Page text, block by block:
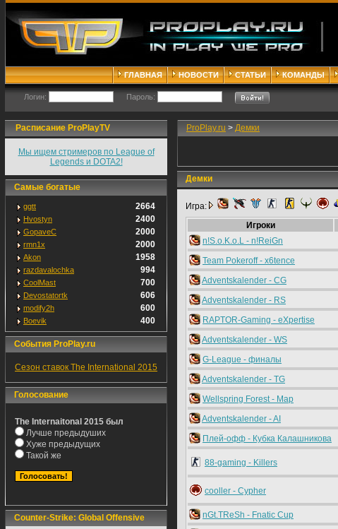
ГЛАВНАЯ НОВОСТИ СТАТЬИ КОМАНДЫ
Логин: Пароль:
Расписание ProPlayTV
Мы ищем стримеров по League of
Legends и DOTA2!
Самые богатые
ggtt 2664
Hvostyn 2400
GopaveC 2000
rmn1x 2000
Akon 1958
razdavalochka 994
CoolMast 700
Devostatortk 606
modify2h 600
Boevik 400
События ProPlay.ru
Сезон ставок The International 2015
Голосование
The Internaitonal 2015 был
Лучше предыдуших
Хуже предыдущих
Такой же
Counter-Strike: Global Offensive
ProPlay.ru > Демки
Демки
Игра:
Игроки
n!S.o.K.o.L - n!ReiGn
Team Pokeroff - x6tence
Adventskalender - CG
Adventskalender - RS
RAPTOR-Gaming - eXpertise
Adventskalender - WS
G-League - финалы
Adventskalender - TG
Wellspring Forest - Map
Adventskalender - AI
Плей-офф - Кубка Калашникова
88-gaming - Killers
cooller - Cypher
nGt.TReSh - Fnatic Cup